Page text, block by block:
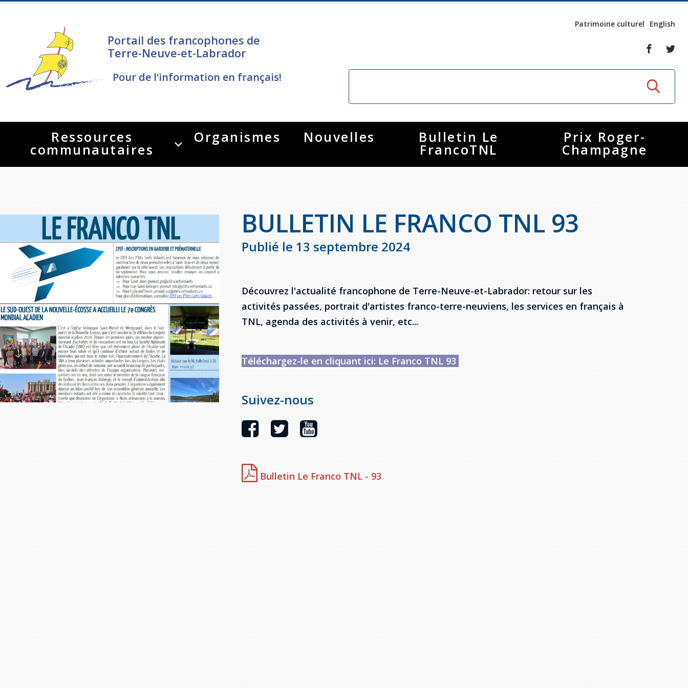
Portail des francophones de
Terre-Neuve-et-Labrador
Pour de l‘information en français!
Patrimoine culturel English
Ressources
communautaires
Organismes Nouvelles Bulletin Le
FrancoTNL
Prix Roger-
Champagne
BULLETIN LE FRANCO TNL 93
Publié le 13 septembre 2024
Découvrez l'actualité francophone de Terre-Neuve-et-Labrador: retour sur les
activités passées, portrait d'artistes franco-terre-neuviens, les services en français à
TNL, agenda des activités à venir, etc...
Téléchargez-le en cliquant ici: Le Franco TNL 93
Suivez-nous
Bulletin Le Franco TNL - 93